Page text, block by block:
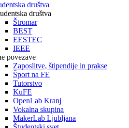
društva
društva
Štromar
BEST
EESTEC
IEEE
povezave
Zaposlitve, štipendije in prakse
Šport na FE
Tutorstvo
KuFE
OpenLab Kranj
Vokalna skupina
MakerLab Ljubljana